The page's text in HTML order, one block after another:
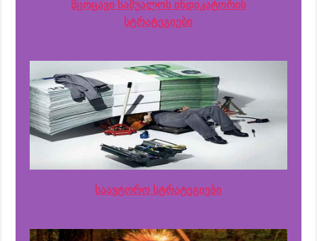
მცოცავი საშუალოს ინდიკატორის
სტრატეგიები
საავტორო სტრატეგიები